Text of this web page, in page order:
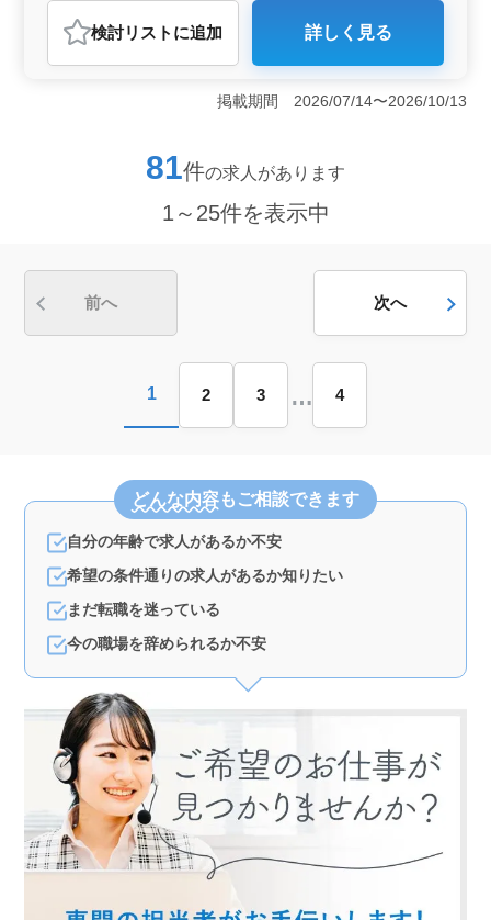
調理師・調理補助・スタッフ
おすすめポイント
＜勤務条件＞ ホテルで調理業務に従事。駅近で通勤も
便利。中高年も活躍中。ブランクのある方も歓迎しま
す。経験を活かし、厨房を支える仕事です。 ＜働き
タイルに合わせた働き方も可能です。時間外は月10〜20
時間程度で、残業も多くはありません。 ＜福利厚生
かな経験を活かし、新たなキャリアを築けるチャンス。
検討リスト に追加 詳しく見る
掲載期間 2026/07/14〜2026/10/13
81件の求人があります
1～25件を表示中
前へ 次へ
1 2 3 … 4
どんな内容もご相談できます
自分の年齢で求人があるか不安
希望の条件通りの求人があるか知りたい
まだ転職を迷っている
今の職場を辞められるか不安